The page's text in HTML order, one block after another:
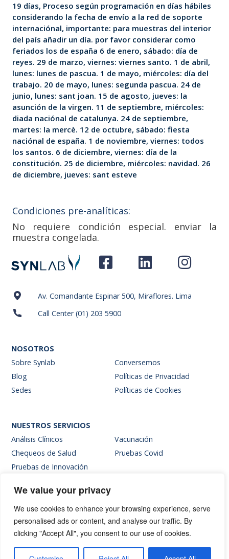
We value your privacy
We use cookies to enhance your browsing experience, serve
personalised ads or content, and analyse our traffic. By
clicking "Accept All", you consent to our use of cookies.
19 días, Proceso según programación en días hábiles
considerando la fecha de envío a la red de soporte
internaciónal, importante: para muestras del interior
del país añadir un día. por favor considerar como
feriados los de españa 6 de enero, sábado: día de
reyes. 29 de marzo, viernes: viernes santo. 1 de abril,
lunes: lunes de pascua. 1 de mayo, miércoles: día del
trabajo. 20 de mayo, lunes: segunda pascua. 24 de
junio, lunes: sant joan. 15 de agosto, jueves: la
asunción de la virgen. 11 de septiembre, miércoles:
diada naciónal de catalunya. 24 de septiembre,
martes: la mercè. 12 de octubre, sábado: fiesta
naciónal de españa. 1 de noviembre, viernes: todos
los santos. 6 de diciembre, viernes: día de la
constitución. 25 de diciembre, miércoles: navidad. 26
de diciembre, jueves: sant esteve
Condiciones pre-analíticas:
No requiere condición especial. enviar la
muestra congelada.
Av. Comandante Espinar 500, Miraflores. Lima
Call Center (01) 203 5900
NOSOTROS
Sobre Synlab
Blog
Sedes
Conversemos
Políticas de Privacidad
Políticas de Cookies
NUESTROS SERVICIOS
Análisis Clínicos
Chequeos de Salud
Pruebas de Innovación
Vacunación
Pruebas Covid
Web de resultados